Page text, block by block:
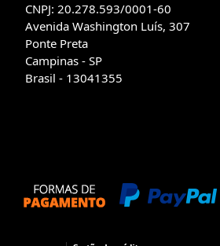
CNPJ: 20.278.593/0001-60
Avenida Washington Luís, 307
Ponte Preta
Campinas - SP
Brasil - 13041355